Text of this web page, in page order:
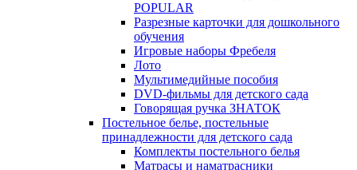
POPULAR
Разрезные карточки для дошкольного
обучения
Игровые наборы Фребеля
Лото
Мультимедийные пособия
DVD-фильмы для детского сада
Говорящая ручка ЗНАТОК
Постельное белье, постельные
принадлежности для детского сада
Комплекты постельного белья
Матрасы и наматрасники